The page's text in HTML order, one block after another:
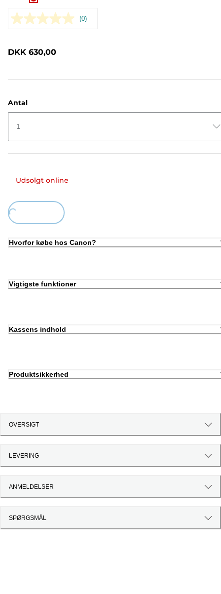
Ingen
(0)
DKK 630,00
Antal
1
Udsolgt online
Loading...
Hvorfor købe hos Canon?
Vigtigste funktioner
Kassens indhold
Produktsikkerhed
OVERSIGT
LEVERING
ANMELDELSER
SPØRGSMÅL